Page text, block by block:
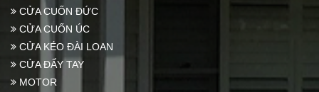
CỬA CUỐN ĐỨC
CỬA CUỐN ÚC
CỬA KÉO ĐÀI LOAN
CỬA ĐẨY TAY
MOTOR